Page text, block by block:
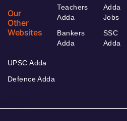
Our
Other
Websites
Teachers
Adda
Bankers
Adda
Adda
Jobs
SSC
Adda
UPSC Adda
Defence Adda